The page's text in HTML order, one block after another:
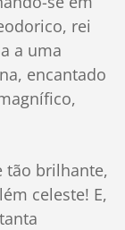
rei
a uma
encantado
tão brilhante,
celeste! E,